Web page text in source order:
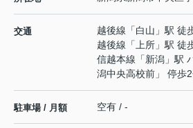
交通 越後線 「白山 」駅 徒
越後線 「 上所 」駅 徒
信越本線 「新潟 」駅
潟中央高校前」 停歩
駐車場 / 月額 空有 / -